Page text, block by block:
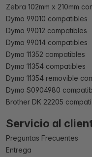
Zebra 102mm x 210mm
Dymo 99010 compatibles
Dymo 99012 compatibles
Dymo 99014 compatibles
Dymo 11352 compatibles
Dymo 11354 compatibles
Dymo 11354 removible
Dymo S0904980
Brother DK 22205
Servicio al
Preguntas Frecuentes
Entrega